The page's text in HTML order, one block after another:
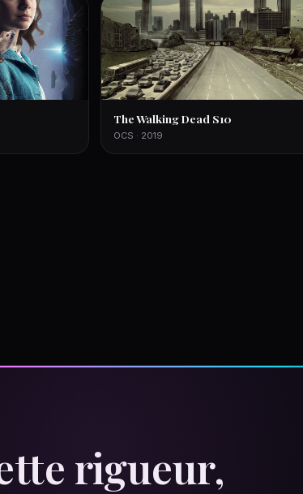
The Walking Dead S10
OCS · 2019
rigueur,